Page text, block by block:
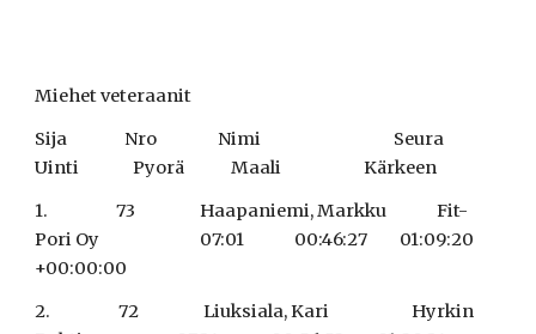
Miehet veteraanit
Sija                Nro                 Nimi                                     Seura
Uinti               Pyorä             Maali                       Kärkeen
1.                   73                  Haapaniemi, Markku              Fit-
Pori Oy                            07:01              00:46:27         01:09:20
+00:00:00
2.                   72                  Liuksiala, Kari                       Hyrkin